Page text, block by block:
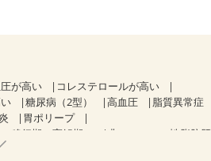
が高い
コレステロールが高い
糖尿病（2型） 高血圧
脂質異常症
胃ポリープ
移行期・寛解期）
非アルコール性脂肪肝
候群